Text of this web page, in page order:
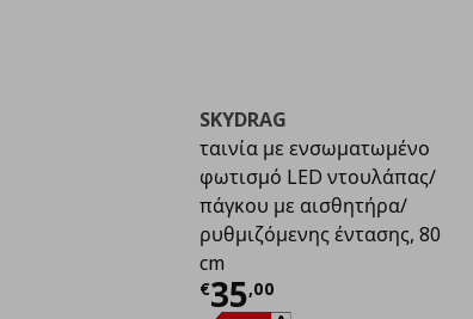
SKYDRAG
ταινία με ενσωματωμένο
φωτισμό LED ντουλάπας/
πάγκου με αισθητήρα/
ρυθμιζόμενης έντασης, 80
cm
€35,00
Τρέχουσα τιμή